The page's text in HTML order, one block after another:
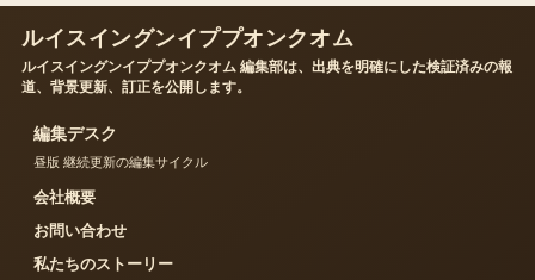
ルイスイングンイププオンクオム
ルイスイングンイププオンクオム 編集部は、出典を明確にした検証済みの報
道、背景更新、訂正を公開します。
編集デスク
昼版 継続更新の編集サイクル
会社概要
お問い合わせ
私たちのストーリー